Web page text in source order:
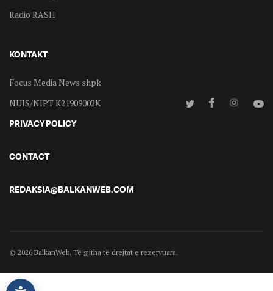
Radio RASH
KONTAKT
Focus Media News shpk
NUIS/NIPT K21909002K
PRIVACY POLICY
CONTACT
REDAKSIA@BALKANWEB.COM
© 2026 BalkanWeb. Të gjitha të drejtat e rezervuara.